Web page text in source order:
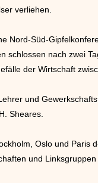
verliehen.
Nord-Süd-
schlossen nach zwei
der Wirtschaft
und
Sheares.
Oslo und Paris
und